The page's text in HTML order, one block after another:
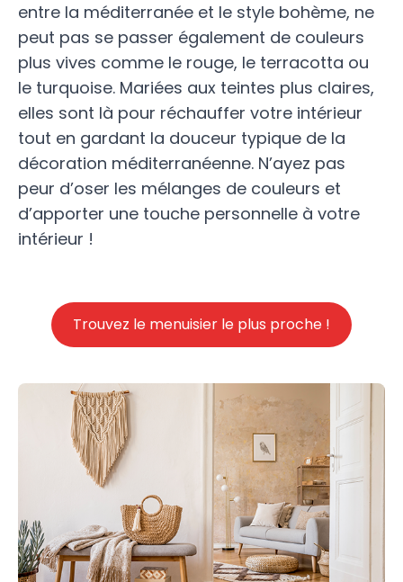
entre la méditerranée et le style bohème, ne
peut pas se passer également de couleurs
plus vives comme le rouge, le terracotta ou
le turquoise. Mariées aux teintes plus claires,
elles sont là pour réchauffer votre intérieur
tout en gardant la douceur typique de la
décoration méditerranéenne. N’ayez pas
peur d’oser les mélanges de couleurs et
d’apporter une touche personnelle à votre
intérieur !
Trouvez le menuisier le plus proche !